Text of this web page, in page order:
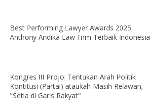
Best Performing Lawyer Awards 2025.
Anthony Andika Law Firm Terbaik Indonesia
Kongres III Projo: Tentukan Arah Politik
Kontitusi (Partai) ataukah Masih Relawan,
"Setia di Garis Rakyat"